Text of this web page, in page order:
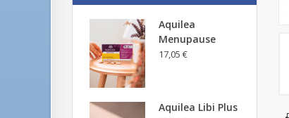
Aquilea
Menupause
17,05 €
Aquilea Libi Plus